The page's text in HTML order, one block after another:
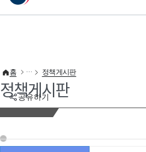
이 누리집은 대한민국 공식 전자정부 누리집입니다.
공유하기
홈 정책게시판
정책게시판